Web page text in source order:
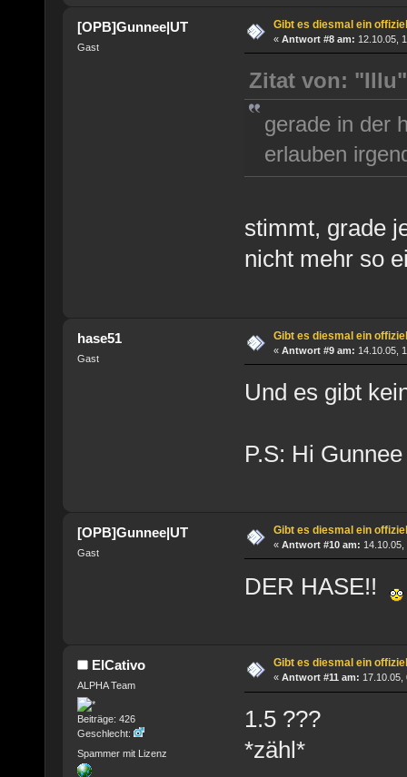
[OPB]Gunnee|UT
Gast
Gibt es diesmal ein
« Antwort #8 am: 12.10.05,
Zitat von: "Illu"
gerade in der
erlauben
stimmt, grade
nicht mehr so
hase51
Gast
Gibt es diesmal ein
« Antwort #9 am: 14.10.05,
Und es gibt
P.S: Hi Gunnee
[OPB]Gunnee|UT
Gast
Gibt es diesmal ein
« Antwort #10 am: 14.10.05,
DER HASE!!
ElCativo
ALPHA Team
Beiträge: 426
Geschlecht:
Spammer mit Lizenz
Gibt es diesmal ein
« Antwort #11 am: 17.10.05,
1.5 ???
*zähl*